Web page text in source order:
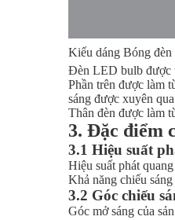
Kiểu dáng Bóng
Đèn LED bulb được
Phần trên được làm
sáng được xuyên
Thân đèn được làm
3. Đặc điểm
3.1 Hiệu suất
Hiệu suất phát
Khả năng chiếu
3.2 Góc chiếu
Góc mở sáng của